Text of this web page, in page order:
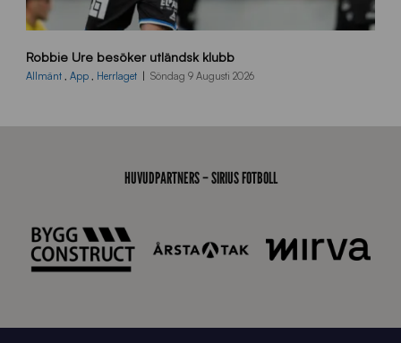
N
B
2
0
4
3
Robbie Ure besöker utländsk klubb
Allmänt , App , Herrlaget Söndag 9 Augusti 2026
HUVUDPARTNERS – SIRIUS FOTBOLL